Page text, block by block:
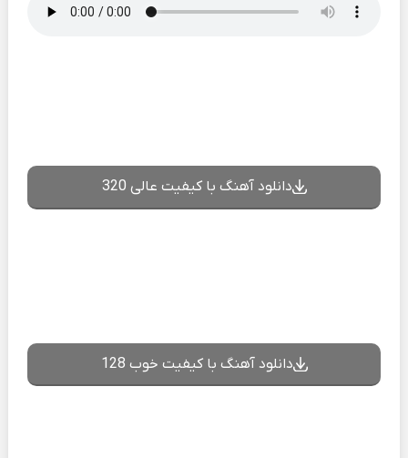
دانلود آهنگ با کیفیت عالی 320
دانلود آهنگ با کیفیت خوب 128